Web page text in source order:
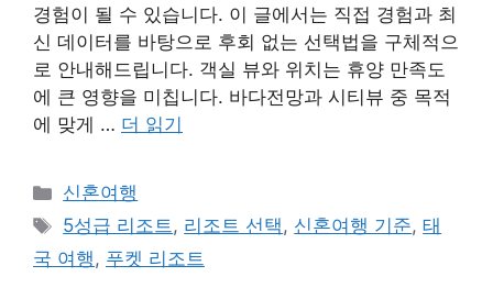
경험이 될 수 있습니다. 이 글에서는 직접 경험과 최
신 데이터를 바탕으로 후회 없는 선택법을 구체적으
로 안내해드립니다. 객실 뷰와 위치는 휴양 만족도
에 큰 영향을 미칩니다. 바다전망과 시티뷰 중 목적
에 맞게 … 더 읽기
카
테
리
신혼여행
태
그
5성급 리조트, 리조트 선택, 신혼여행 기준,태
국 여행, 푸켓 리조트